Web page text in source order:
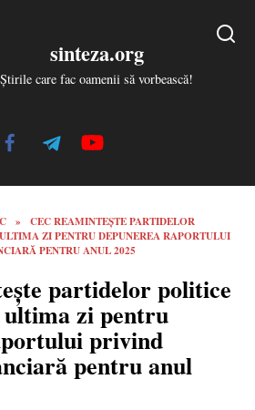
sinteza.org
Știrile care fac oamenii să vorbească!
»
CEC REAMINTEȘTE PARTIDELOR
ZI PENTRU DEPUNEREA RAPORTULUI
PENTRU ANUL 2025
partidelor politice
ultima zi pentru
privind
pentru anul